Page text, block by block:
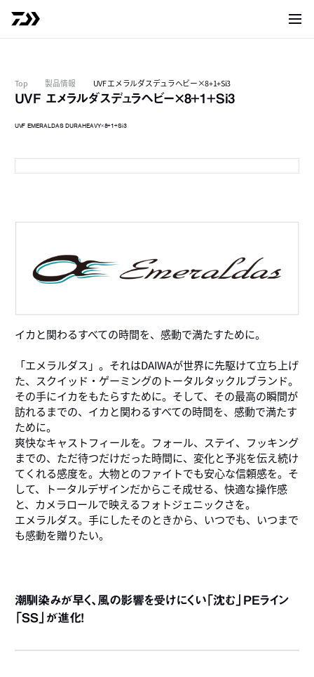
サイ
Top 製品情報 UVF エメラルダスデュラヘビー×8+1+Si3
UVF エメラルダスデュラヘビー×8+1+Si3
UVF EMERALDAS DURAHEAVY×8+1+Si3
イカと関わるすべての時間を、感動で満たすために。
「エメラルダス」。それはDAIWAが世界に先駆けて立ち上げ
た、スクイッド・ゲーミングのトータルタックルブランド。
その手にイカをもたらすために。そして、その最高の瞬間が
訪れるまでの、イカと関わるすべての時間を、感動で満たす
ために。
爽快なキャストフィールを。フォール、ステイ、フッキング
までの、ただ待つだけだった時間に、変化と予兆を伝え続け
てくれる感度を。大物とのファイトでも安心な信頼感を。そ
して、トータルデザインだからこそ成せる、快適な操作感
と、カメラロールで映えるフォトジェニックさを。
エメラルダス。手にしたそのときから、いつでも、いつまで
も感動を贈りたい。
潮馴染みが早く、風の影響を受けにくい「沈む」PEライン
「SS」が進化！